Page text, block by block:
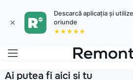
×
Descarcă aplicația și
oriunde
★★★★★
Ai putea fi aici și tu